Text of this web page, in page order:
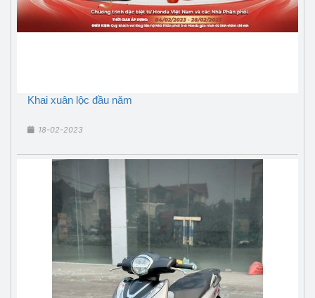
Khai xuân lộc đầu năm
18-02-2023